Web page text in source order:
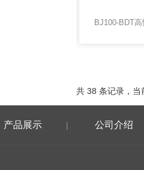
共 38 条记录，
产品展示 | 公司介绍